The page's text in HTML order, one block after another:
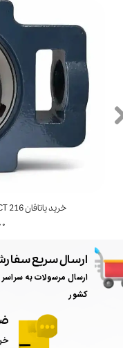
خرید یاتاقان UCT 216 | برند FYH ژاپن | استعلام قیمت
ارسال سریع
ارسال مرسولات به سراسر
کشور